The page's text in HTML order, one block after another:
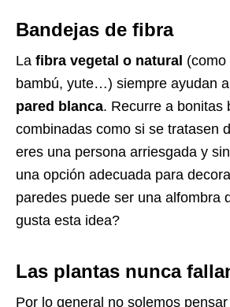
Bandejas de fibra
La fibra vegetal o natural (como
bambú, yute…) siempre ayudan a
pared blanca. Recurre a bonitas
combinadas como si se tratasen
eres una persona arriesgada y
una opción adecuada para
paredes puede ser una alfombra
gusta esta idea?
Las plantas nunca
Por lo general no solemos